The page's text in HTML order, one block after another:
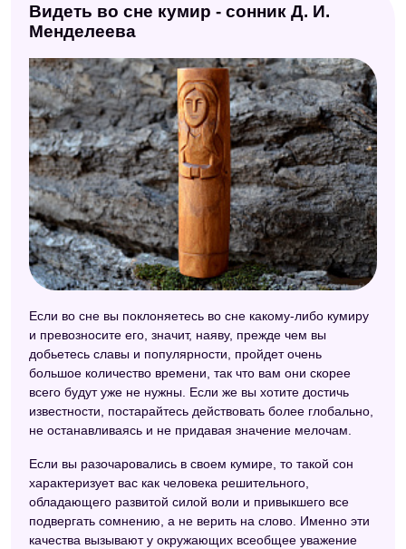
Психологический сонник
Сонник Авеля
Семейный сонник
Сонник Юнга
Любовный сонник
Сонник мужчин
Современный сонник
Восточный сонник
Дамский сонник
Сонник Велес
Детский сонник
Сонник Миллера
Видеть во сне кумир - сонник Д. И.
Менделеева
Если во сне вы поклоняетесь во сне какому-либо кумиру
и превозносите его, значит, наяву, прежде чем вы
добьетесь славы и популярности, пройдет очень
большое количество времени, так что вам они скорее
всего будут уже не нужны. Если же вы хотите достичь
известности, постарайтесь действовать более глобально,
не останавливаясь и не придавая значение мелочам.
Если вы разочаровались в своем кумире, то такой сон
характеризует вас как человека решительного,
обладающего развитой силой воли и привыкшего все
подвергать сомнению, а не верить на слово. Именно эти
качества вызывают у окружающих всеобщее уважение